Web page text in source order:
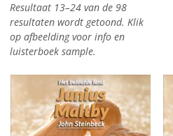
Resultaat 13–24 van de 98
resultaten wordt getoond. Klik
op afbeelding voor info en
luisterboek sample.